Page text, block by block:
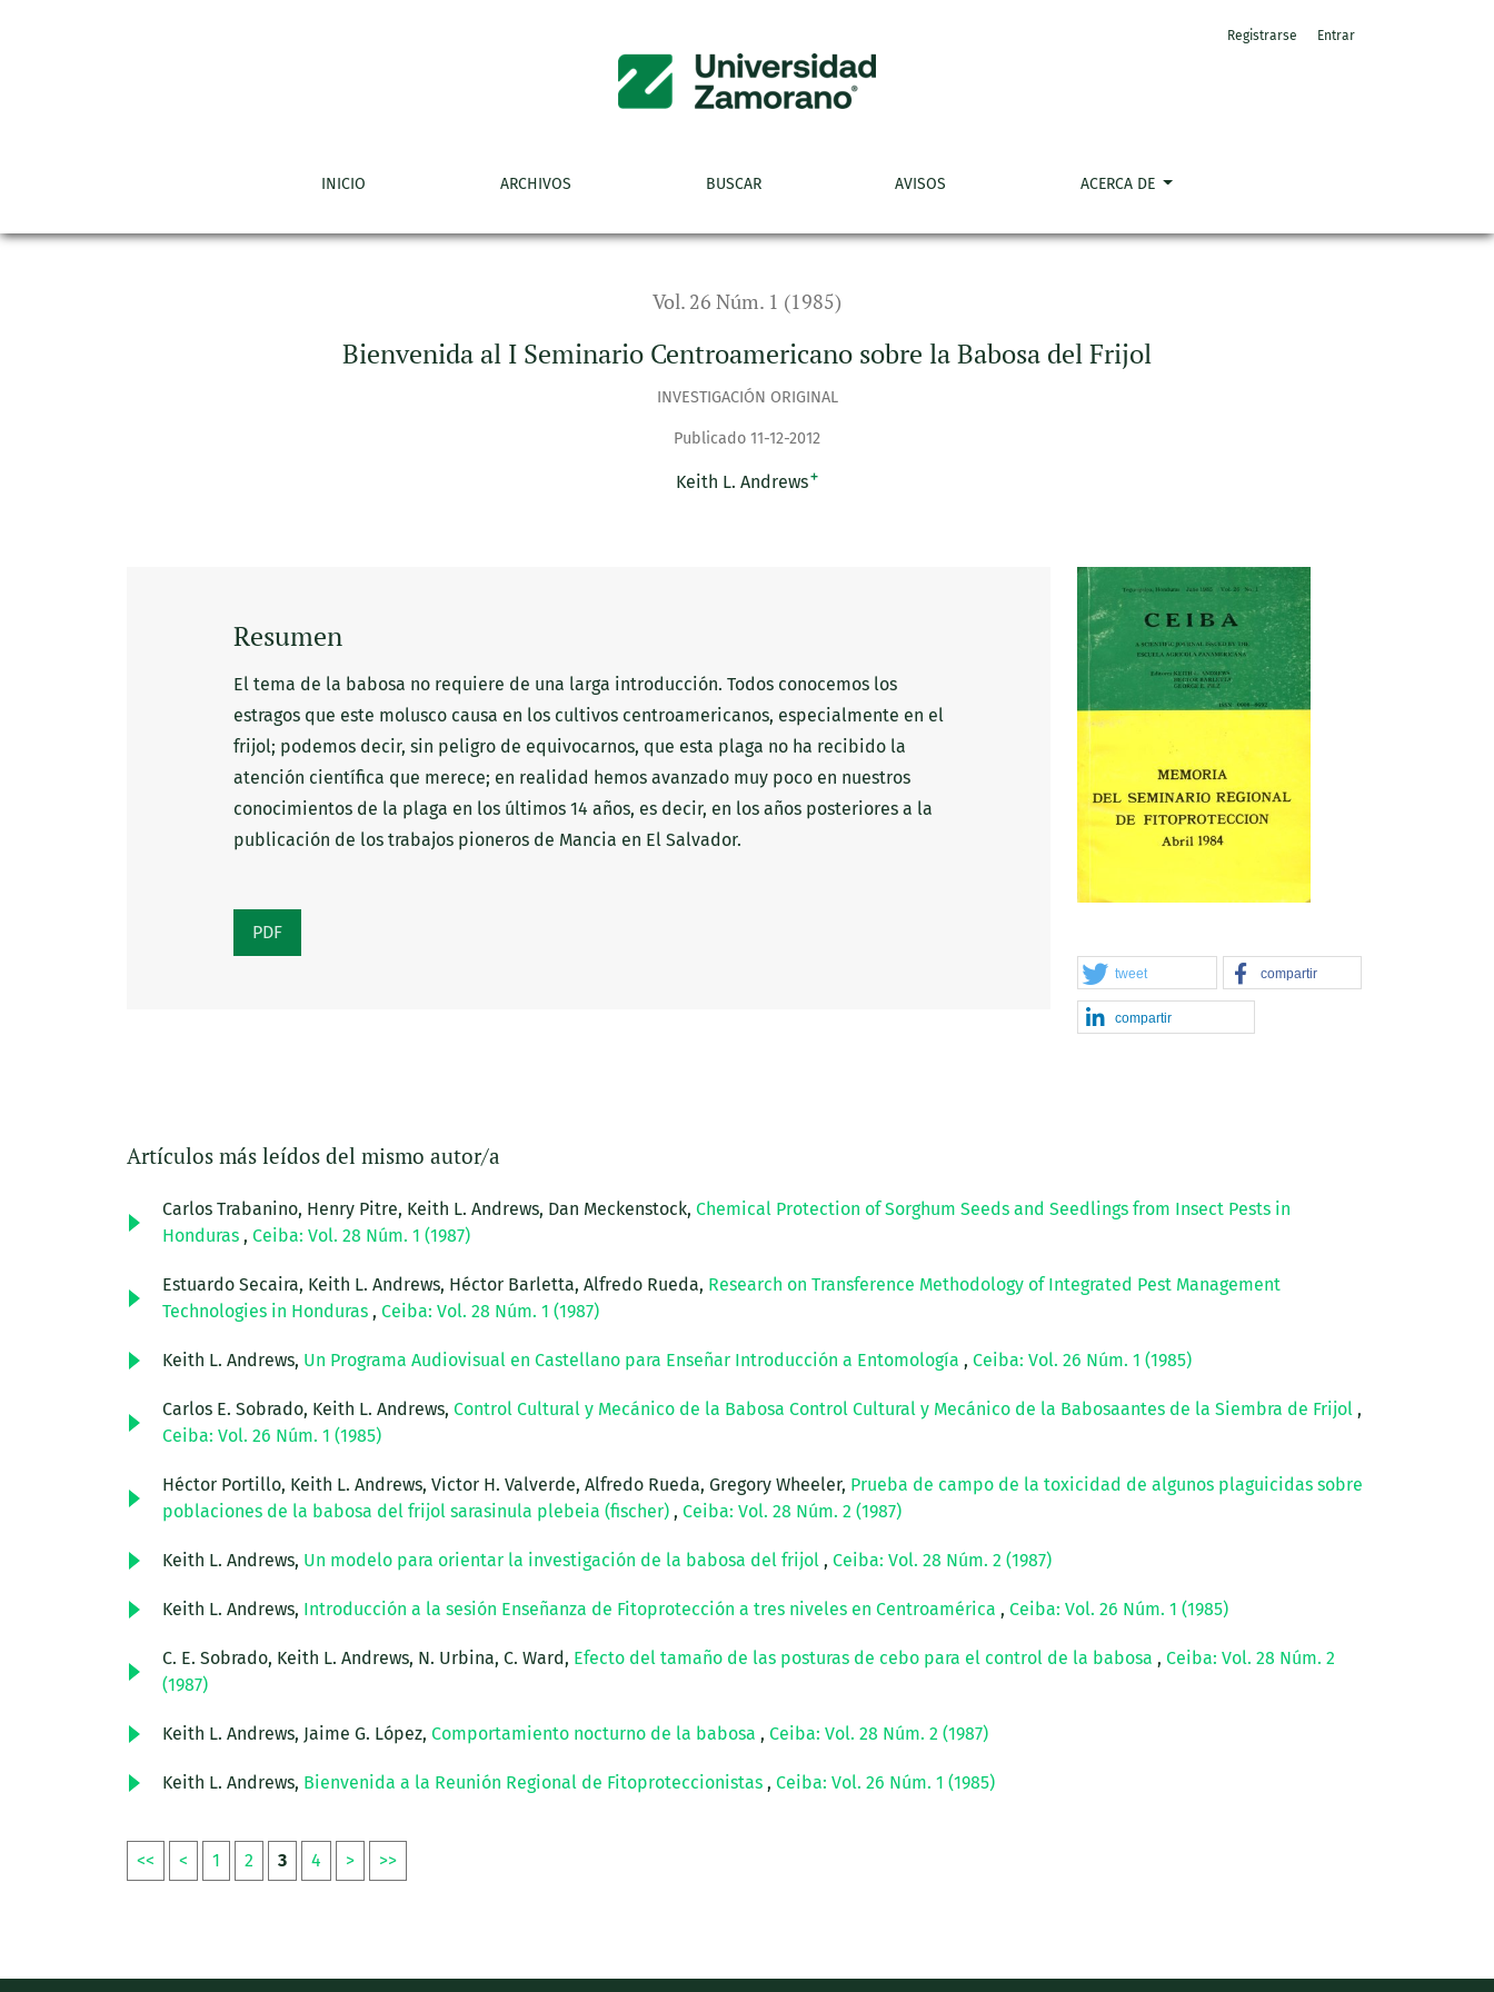
INICIO ARCHIVOS BUSCAR AVISOS ACERCA DE
Registrarse Entrar
Vol. 26 Núm. 1 (1985)
Bienvenida al I Seminario Centroamericano sobre la Babosa del Frijol
INVESTIGACIÓN ORIGINAL
Publicado 11-12-2012
Keith L. Andrews+
tweet compartir
compartir
Resumen
El tema de la babosa no requiere de una larga introducción. Todos conocemos los
estragos que este molusco causa en los cultivos centroamericanos, especialmente en el
frijol; podemos decir, sin peligro de equivocarnos, que esta plaga no ha recibido la
atención científica que merece; en realidad hemos avanzado muy poco en nuestros
conocimientos de la plaga en los últimos 14 años, es decir, en los años posteriores a la
publicación de los trabajos pioneros de Mancia en El Salvador.
PDF
Artículos más leídos del mismo autor/a
Carlos Trabanino, Henry Pitre, Keith L. Andrews, Dan Meckenstock, Chemical Protection of Sorghum Seeds and Seedlings from Insect Pests in
Honduras , Ceiba: Vol. 28 Núm. 1 (1987)
Estuardo Secaira, Keith L. Andrews, Héctor Barletta, Alfredo Rueda, Research on Transference Methodology of Integrated Pest Management
Technologies in Honduras , Ceiba: Vol. 28 Núm. 1 (1987)
Keith L. Andrews, Un Programa Audiovisual en Castellano para Enseñar Introducción a Entomología , Ceiba: Vol. 26 Núm. 1 (1985)
Carlos E. Sobrado, Keith L. Andrews, Control Cultural y Mecánico de la Babosa Control Cultural y Mecánico de la Babosaantes de la Siembra de Frijol ,
Ceiba: Vol. 26 Núm. 1 (1985)
Héctor Portillo, Keith L. Andrews, Victor H. Valverde, Alfredo Rueda, Gregory Wheeler, Prueba de campo de la toxicidad de algunos plaguicidas sobre
poblaciones de la babosa del frijol sarasinula plebeia (fischer) , Ceiba: Vol. 28 Núm. 2 (1987)
Keith L. Andrews, Un modelo para orientar la investigación de la babosa del frijol , Ceiba: Vol. 28 Núm. 2 (1987)
Keith L. Andrews, Introducción a la sesión Enseñanza de Fitoprotección a tres niveles en Centroamérica , Ceiba: Vol. 26 Núm. 1 (1985)
C. E. Sobrado, Keith L. Andrews, N. Urbina, C. Ward, Efecto del tamaño de las posturas de cebo para el control de la babosa , Ceiba: Vol. 28 Núm. 2
(1987)
Keith L. Andrews, Jaime G. López, Comportamiento nocturno de la babosa , Ceiba: Vol. 28 Núm. 2 (1987)
Keith L. Andrews, Bienvenida a la Reunión Regional de Fitoproteccionistas , Ceiba: Vol. 26 Núm. 1 (1985)
<< < 1 2 3 4 > >>